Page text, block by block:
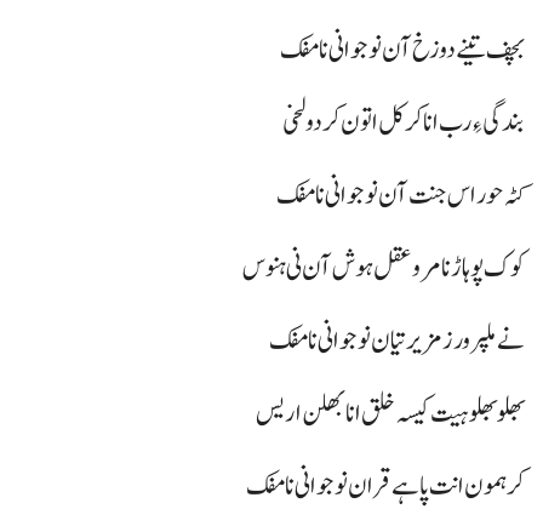
بچف تینے دوزخ آن نوجوانی نا مفک
بند گی ءِ رب انا کر کل اتون کر دولخی
کٹہ حور اس جنت آن نوجوانی نا مفک
کوک پوہاڑ نا مرو عقل ہوش آن نی ہنوس
نے ملپرور زمزیر تیان نوجوانی نا مفک
بھلو بھلو ہیت کیسہ خلق انا بھلن اریس
کر ہمون انت پاہے قران نوجوانی نا مفک